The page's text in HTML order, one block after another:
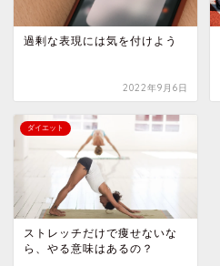
過剰な表現には気を付けよう
2022年9月6日
ダイエット
ストレッチだけで痩せないな
ら、やる意味はあるの？